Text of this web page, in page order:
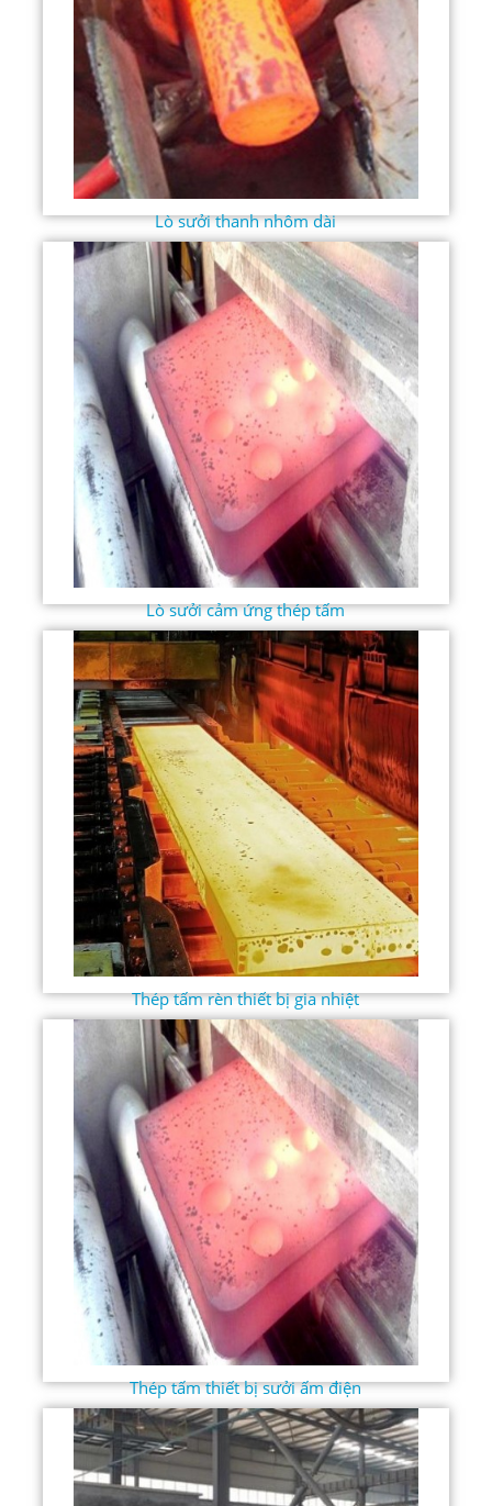
Lò sưởi thanh nhôm dài
Lò sưởi cảm ứng thép tấm
Thép tấm rèn thiết bị gia nhiệt
Thép tấm thiết bị sưởi ấm điện